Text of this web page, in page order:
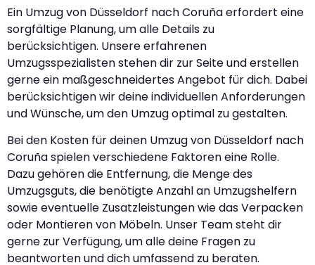
Ein Umzug von Düsseldorf nach Coruña erfordert eine
sorgfältige Planung, um alle Details zu
berücksichtigen. Unsere erfahrenen
Umzugsspezialisten stehen dir zur Seite und erstellen
gerne ein maßgeschneidertes Angebot für dich. Dabei
berücksichtigen wir deine individuellen Anforderungen
und Wünsche, um den Umzug optimal zu gestalten.
Bei den Kosten für deinen Umzug von Düsseldorf nach
Coruña spielen verschiedene Faktoren eine Rolle.
Dazu gehören die Entfernung, die Menge des
Umzugsguts, die benötigte Anzahl an Umzugshelfern
sowie eventuelle Zusatzleistungen wie das Verpacken
oder Montieren von Möbeln. Unser Team steht dir
gerne zur Verfügung, um alle deine Fragen zu
beantworten und dich umfassend zu beraten.